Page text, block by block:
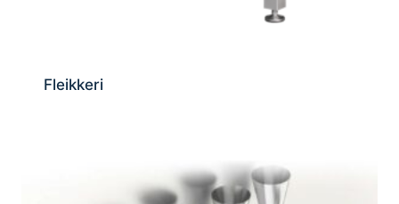
Fleikkeri